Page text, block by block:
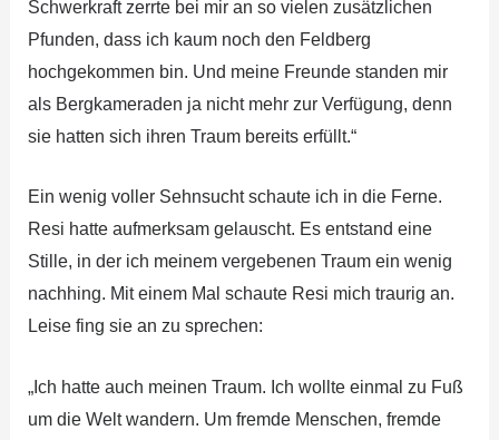
Schwerkraft zerrte bei mir an so vielen zusätzlichen
Pfunden, dass ich kaum noch den Feldberg
hochgekommen bin. Und meine Freunde standen mir
als Bergkameraden ja nicht mehr zur Verfügung, denn
sie hatten sich ihren Traum bereits erfüllt.“
Ein wenig voller Sehnsucht schaute ich in die Ferne.
Resi hatte aufmerksam gelauscht. Es entstand eine
Stille, in der ich meinem vergebenen Traum ein wenig
nachhing. Mit einem Mal schaute Resi mich traurig an.
Leise fing sie an zu sprechen:
„Ich hatte auch meinen Traum. Ich wollte einmal zu Fuß
um die Welt wandern. Um fremde Menschen, fremde